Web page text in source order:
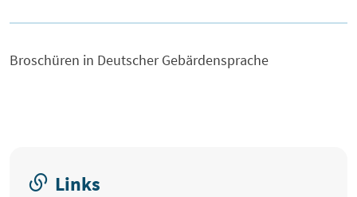
Broschüren in Deutscher Gebärdensprache
Links